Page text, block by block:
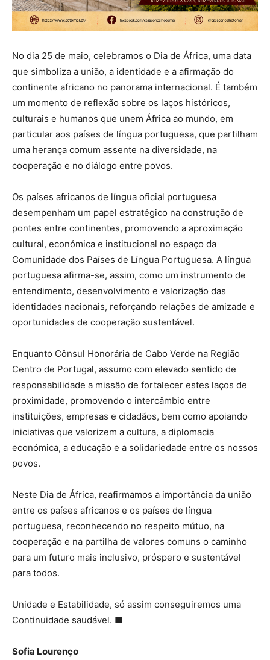
No dia 25 de maio, celebramos o Dia de África, uma data
que simboliza a união, a identidade e a afirmação do
continente africano no panorama internacional. É também
um momento de reflexão sobre os laços históricos,
culturais e humanos que unem África ao mundo, em
particular aos países de língua portuguesa, que partilham
uma herança comum assente na diversidade, na
cooperação e no diálogo entre povos.
Os países africanos de língua oficial portuguesa
desempenham um papel estratégico na construção de
pontes entre continentes, promovendo a aproximação
cultural, económica e institucional no espaço da
Comunidade dos Países de Língua Portuguesa. A língua
portuguesa afirma-se, assim, como um instrumento de
entendimento, desenvolvimento e valorização das
identidades nacionais, reforçando relações de amizade e
oportunidades de cooperação sustentável.
Enquanto Cônsul Honorária de Cabo Verde na Região
Centro de Portugal, assumo com elevado sentido de
responsabilidade a missão de fortalecer estes laços de
proximidade, promovendo o intercâmbio entre
instituições, empresas e cidadãos, bem como apoiando
iniciativas que valorizem a cultura, a diplomacia
económica, a educação e a solidariedade entre os nossos
povos.
Neste Dia de África, reafirmamos a importância da união
entre os países africanos e os países de língua
portuguesa, reconhecendo no respeito mútuo, na
cooperação e na partilha de valores comuns o caminho
para um futuro mais inclusivo, próspero e sustentável
para todos.
Unidade e Estabilidade, só assim conseguiremos uma
Continuidade saudável. ■
Sofia Lourenço